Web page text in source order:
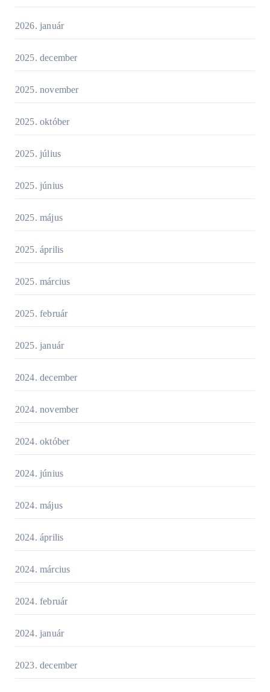
2026. január
2025. december
2025. november
2025. október
2025. július
2025. június
2025. május
2025. április
2025. március
2025. február
2025. január
2024. december
2024. november
2024. október
2024. június
2024. május
2024. április
2024. március
2024. február
2024. január
2023. december